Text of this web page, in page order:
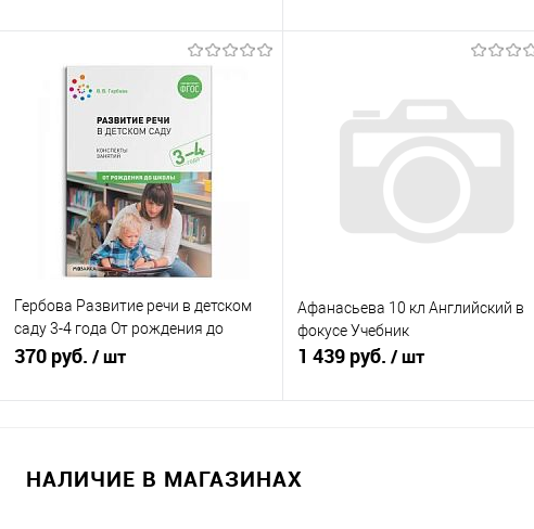
В корзину
Купить в 1 клик
В избранное
В наличии
Купить в 1 клик
К сравнению
В избранное
Недоступно
Гербова Развитие речи в детском
саду 3-4 года От рождения до
школы
370 руб. / шт
Купить в 1 клик
К сравнению
Афанасьева 10 кл Английский в
фокусе Учебник
1 439 руб. / шт
НАЛИЧИЕ В МАГАЗИНАХ